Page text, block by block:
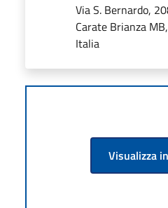
Via S. Bernardo,
Carate Brianza MB,
Italia
Visualizza